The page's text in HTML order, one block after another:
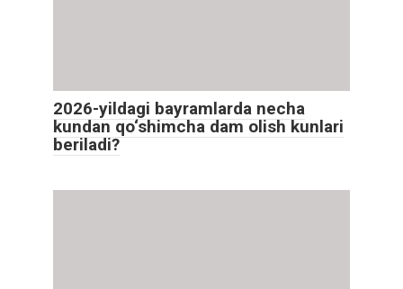
2026-yildagi bayramlarda necha
kundan qo‘shimcha dam olish kunlari
beriladi?